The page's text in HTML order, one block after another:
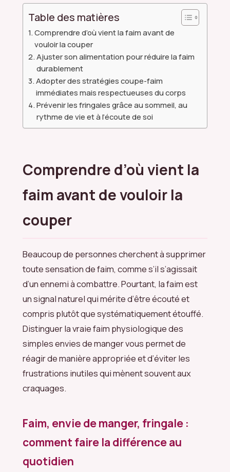
Table des matières
Comprendre d’où vient la faim avant de
vouloir la couper
Ajuster son alimentation pour réduire la faim
durablement
Adopter des stratégies coupe-faim
immédiates mais respectueuses du corps
Prévenir les fringales grâce au sommeil, au
rythme de vie et à l’écoute de soi
Comprendre d’où vient la
faim avant de vouloir la
couper
Beaucoup de personnes cherchent à supprimer
toute sensation de faim, comme s’il s’agissait
d’un ennemi à combattre. Pourtant, la faim est
un signal naturel qui mérite d’être écouté et
compris plutôt que systématiquement étouffé.
Distinguer la vraie faim physiologique des
simples envies de manger vous permet de
réagir de manière appropriée et d’éviter les
frustrations inutiles qui mènent souvent aux
craquages.
Faim, envie de manger, fringale :
comment faire la différence au
quotidien